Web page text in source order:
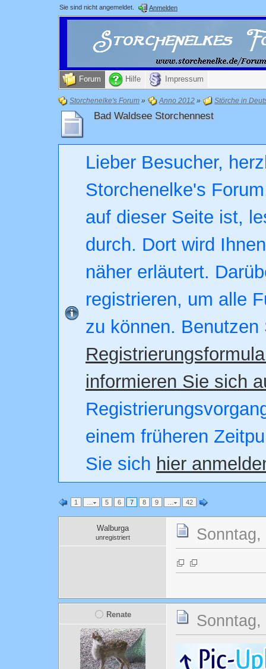
Sie sind nicht angemeldet. Anmelden
Forum Hilfe Impressum
Storchenelke's Forum » Anno 2012 » Störche in
Bad Waldsee Storchennest
Lieber Besucher,
Storchenelke's
auf dieser Seite ist,
durch. Dort wird
näher erläutert.
registrieren, um alle
zu können. Benutzen
informieren Sie sich
einem früheren
Sie sich hier
1 … 5 6 7 8 9 … 42
Walburga
unregistriert
Renate